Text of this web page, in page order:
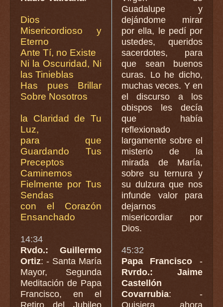
Dios
Misericordioso y
Eterno
Ante Tí, no Existe
Ni la Oscuridad, Ni
las Tinieblas
Has pues Brillar
Sobre Nosotros
la Claridad de Tu
Luz,
para que
Guardando Tus
Preceptos
Caminemos
Fielmente por Tus
Sendas
con el Corazón
Ensanchado
14:34
Rvdo.: Guillermo
Ortiz: - Santa María
Mayor, Segunda
Meditación de Papa
Francisco, en el
Retiro del Jubileo
Guadalupe y
dejándome mirar
por ella, le pedí por
ustedes, queridos
sacerdotes, para
que sean buenos
curas. Lo he dicho,
muchas veces. Y en
el discurso a los
obispos les decía
que había
reflexionado
largamente sobre el
misterio de la
mirada de María,
sobre su ternura y
su dulzura que nos
infunde valor para
dejarnos
misericordiar por
Dios.
45:32
Papa Francisco -
Rvrdo.: Jaime
Castellón
Covarrubia: -
Quisiera ahora